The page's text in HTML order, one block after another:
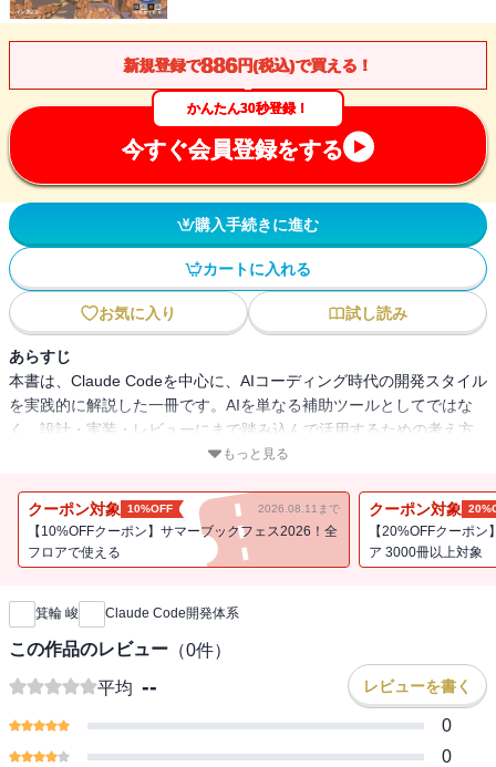
新規登録で886円(税込)で買える！
かんたん30秒登録！
今すぐ会員登録をする
購入手続きに進む
カートに入れる
お気に入り 試し読み
あらすじ
本書は、Claude Codeを中心に、AIコーディング時代の開発スタイル
を実践的に解説した一冊です。AIを単なる補助ツールとしてではな
く、設計・実装・レビューにまで踏み込んで活用するための考え方
と具体的な手法を、豊富な事例とともに整理しています。基本操作
た特徴的な機能の活用方法、IDE連携やチーム開発での運用ポイント
までを丁寧に解説。さらに、GUIアプリケーションやGitHub Actions
など、ローカル実行以外の活用例も取り上げ、実務への応用を強く
り入れたいエンジニアにとって、指針となる内容です。
【目次】
第2章 MCPサーバーを用いて機能を拡張する
第3章 Context管理とサブエージェント
もっと見る
クーポン対象 10%OFF 2026.08.11まで
【10%OFFクーポン】サマーブックフェス2026！全
フロアで使える
クーポン対象
【20%OFFクーポ
ア 3000冊以上対象
新刊通知
箕輪 峻 Claude Code開発体系
この作品のレビュー （0件）
平均 -- レビューを書く
0
0